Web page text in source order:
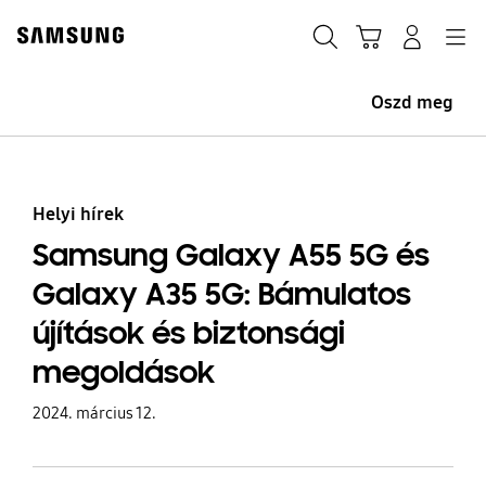
content
Oszd meg
Helyi hírek
Samsung Galaxy A55 5G és
Galaxy A35 5G: Bámulatos
újítások és biztonsági
megoldások
2024. március 12.